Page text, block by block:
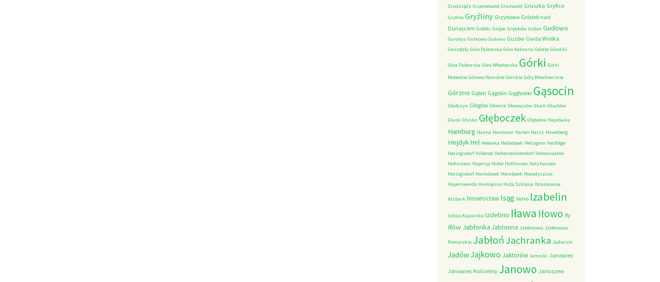
Grudziądz Gruenewald Grunwald Gruszka Gryfice
Gryfino Gryźliny Grzybowo Gródek nad
Dunajcem Gródki Grójec Grębków Gubin Gudowo
Guronys Gutkowo Gutowo Guzów Gwda Wielka
Gwizdały Góra Dylewska Góra Kalwaria Górale Góraliki
Góra Puławska Góra Włodowska Górki Górki
Noteckie Górowo Iławskie Górskie Góry Miechowskie
Górzno Gąbin Gągolin Gągławki Gąsocin
Gładczyn Głogów Głomsk Głowaczów Głuch Głuchów
Głusk Głusko Głęboczek Głębokie Hajnówka
Hamburg Hanna Hannover Harlev Harsz Havelberg
HejdykHel Helenka Hellebaek Helsignor Herfolge
Heringsdorf Hillerod Hohenreichendorf Hohensaaten
Hohnstein Hojerup Holte Holthusen Holzhausen
Horingsdorf Hormówek Hornbaek Horodyszcze
Hoyerswerda Humięcino Huta Szklana Ibramowice
Idzbark Inowrocław Isąg Iwno Izabelin
Izbica Kujawska Izdebno Iława Iłowo Iły
Iłów Jabłonka Jabłonna Jabłonowo Jabłonowo
Pomorskie JabłońJachranka Jadwisin
JadówJajkowo Jaktorów Jamniki Janowiec
Janowiec Kościelny Janowo Januszew